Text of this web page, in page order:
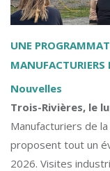
UNE
MANUFACTURIERS
Nouvelles
Trois-Rivières, le
Manufacturiers de
proposent tout un
2026. Visites